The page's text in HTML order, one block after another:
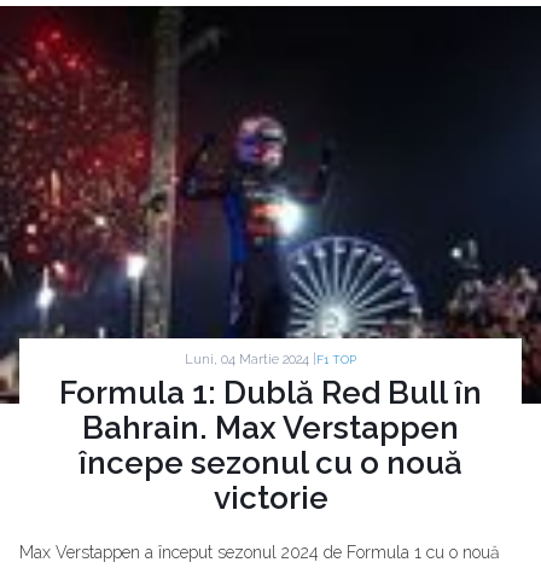
Luni, 04 Martie 2024 | F1 TOP
Formula 1: Dublă Red Bull în
Bahrain. Max Verstappen
începe sezonul cu o nouă
victorie
Max Verstappen a început sezonul 2024 de Formula 1 cu o nouă